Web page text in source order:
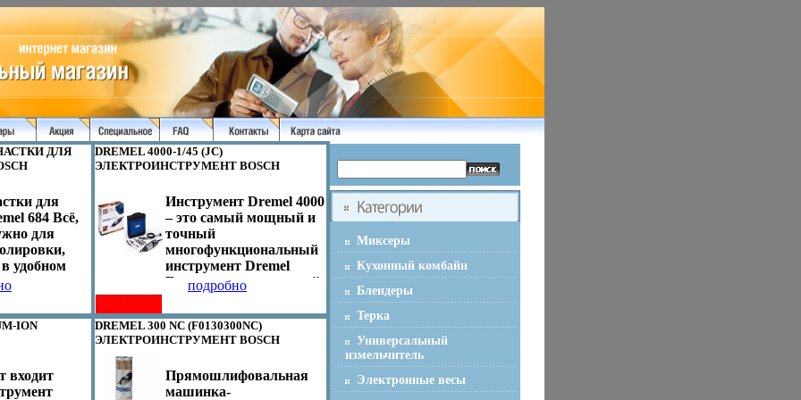
ДЛЯ
для
684 Всё,
для
удобном
чемоданчик
хранения
В брошюре
насадок В
ION
7665D.
входит
DREMEL 4000-1/45 (JC)
ЭЛЕКТРОИНСТРУМЕНТ BOSCH
Инструмент Dremel 4000
– это самый мощный и
точный
многофункциональный
инструмент Dremel
Благодаря константной
электронике этот
инструмент всегда
обеспечивает
макимальный
выполнении
сложноатебщй задачи
подробно
DREMEL 300 NC (F0130300NC)
ЭЛЕКТРОИНСТРУМЕНТ BOSCH
МОДЕЛЬ: 0603413402 ИНФО 7669D.
Прямошлифовальная
машинка-
Миксеры
Кухонный комбайн
Блендеры
Терка
Универсальный
измельчитель
Электронные весы